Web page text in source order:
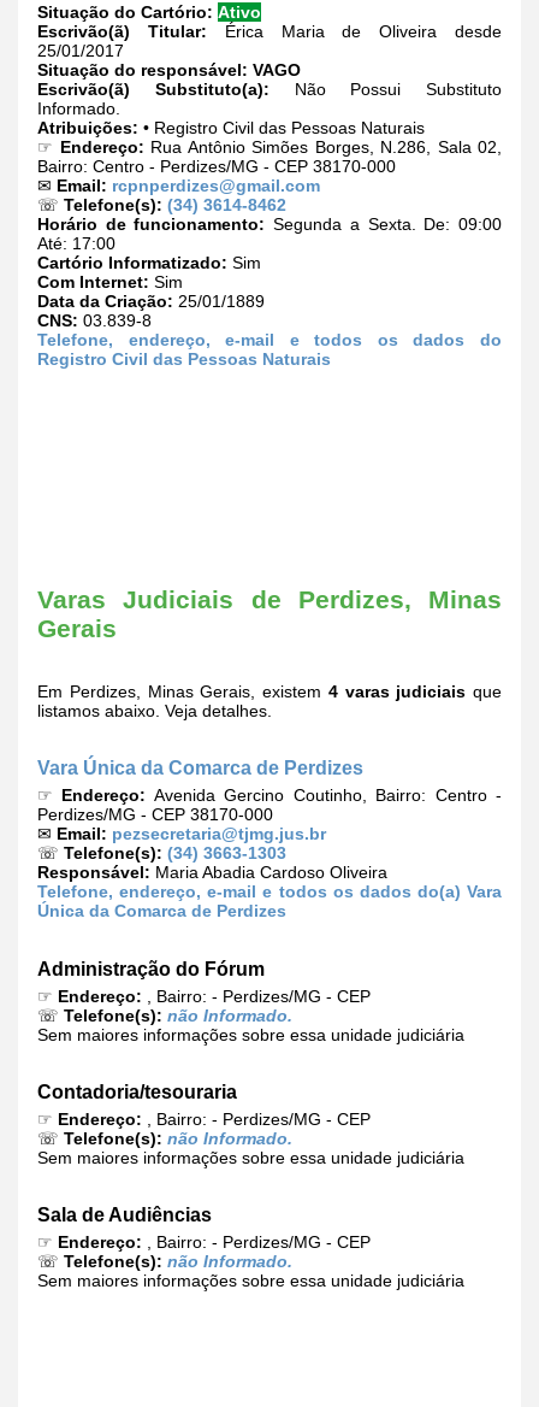
Situação do Cartório: Ativo
Escrivão(ã) Titular: Érica Maria de Oliveira desde
25/01/2017
Situação do responsável: VAGO
Escrivão(ã) Substituto(a): Não Possui Substituto
Informado.
Atribuições: • Registro Civil das Pessoas Naturais
☞ Endereço: Rua Antônio Simões Borges, N.286, Sala 02,
Bairro: Centro - Perdizes/MG - CEP 38170-000
✉ Email: rcpnperdizes@gmail.com
☏ Telefone(s): (34) 3614-8462
Horário de funcionamento: Segunda a Sexta. De: 09:00
Até: 17:00
Cartório Informatizado: Sim
Com Internet: Sim
Data da Criação: 25/01/1889
CNS: 03.839-8
Telefone, endereço, e-mail e todos os dados do
Registro Civil das Pessoas Naturais
Varas Judiciais de Perdizes, Minas
Gerais
Em Perdizes, Minas Gerais, existem 4 varas judiciais que
listamos abaixo. Veja detalhes.
Vara Única da Comarca de Perdizes
☞ Endereço: Avenida Gercino Coutinho, Bairro: Centro -
Perdizes/MG - CEP 38170-000
✉ Email: pezsecretaria@tjmg.jus.br
☏ Telefone(s): (34) 3663-1303
Responsável: Maria Abadia Cardoso Oliveira
Telefone, endereço, e-mail e todos os dados do(a) Vara
Única da Comarca de Perdizes
Administração do Fórum
☞ Endereço: , Bairro: - Perdizes/MG - CEP
☏ Telefone(s): não Informado.
Sem maiores informações sobre essa unidade judiciária
Contadoria/tesouraria
☞ Endereço: , Bairro: - Perdizes/MG - CEP
☏ Telefone(s): não Informado.
Sem maiores informações sobre essa unidade judiciária
Sala de Audiências
☞ Endereço: , Bairro: - Perdizes/MG - CEP
☏ Telefone(s): não Informado.
Sem maiores informações sobre essa unidade judiciária